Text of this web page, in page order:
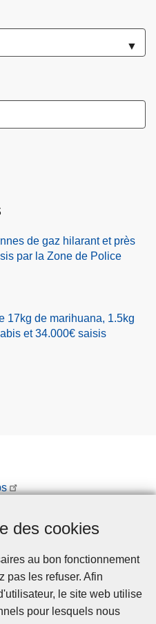
des cookies
au bon fonctionnement
pas les refuser. Afin
le site web utilise
pour lesquels nous
▼
de gaz hilarant et près
par la Zone de Police
17kg de marihuana, 1.5kg
et 34.000€ saisis